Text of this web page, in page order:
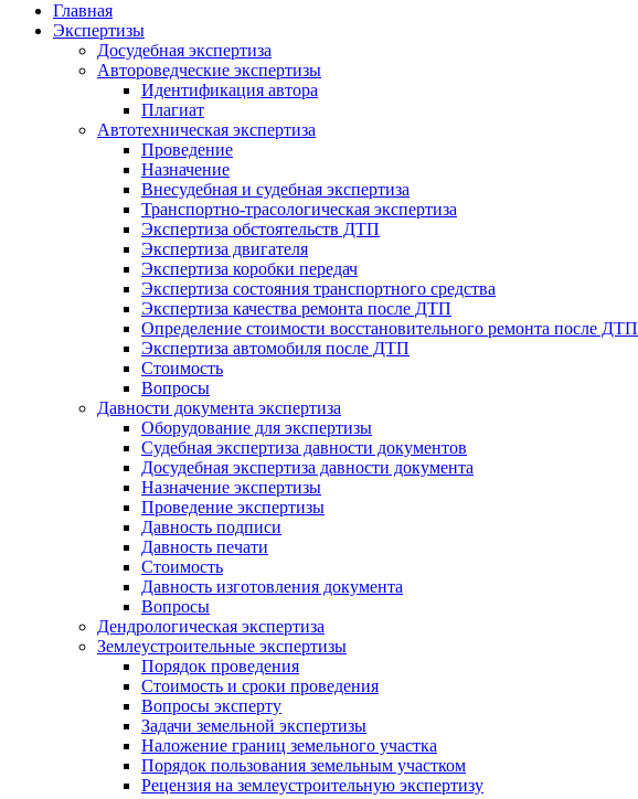
Главная
Экспертизы
Досудебная экспертиза
Автороведческие экспертизы
Идентификация автора
Плагиат
Автотехническая экспертиза
Проведение
Назначение
Внесудебная и судебная экспертиза
Транспортно-трасологическая экспертиза
Экспертиза обстоятельств ДТП
Экспертиза двигателя
Экспертиза коробки передач
Экспертиза состояния транспортного средства
Экспертиза качества ремонта после ДТП
Определение стоимости восстановительного ремонта после ДТП
Экспертиза автомобиля после ДТП
Стоимость
Вопросы
Давности документа экспертиза
Оборудование для экспертизы
Судебная экспертиза давности документов
Досудебная экспертиза давности документа
Назначение экспертизы
Проведение экспертизы
Давность подписи
Давность печати
Стоимость
Давность изготовления документа
Вопросы
Дендрологическая экспертиза
Землеустроительные экспертизы
Порядок проведения
Стоимость и сроки проведения
Вопросы эксперту
Задачи земельной экспертизы
Наложение границ земельного участка
Порядок пользования земельным участком
Рецензия на землеустроительную экспертизу